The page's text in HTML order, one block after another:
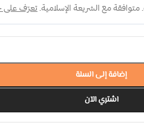
إضافة إلى السلة
اشتري الآن